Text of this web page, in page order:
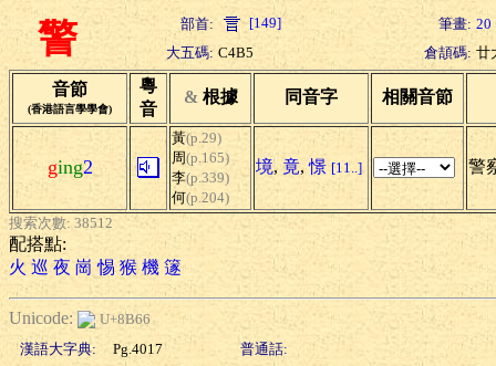
警 部首: [149] 筆畫: 20
大五碼: C4B5 倉頡碼: 廿
音節
(香港語言學學會)
粵
音
& 根據 同音字 相關音節
ging2
黃(p.29)
周(p.165)
李(p.339)
何(p.204)
境, 竟,憬 [11..] 警
搜索次數: 38512
配搭點:
火 巡 夜 崗 惕 猴 機 篴
Unicode:
U+8B66
漢語大字典:
Pg.4017 普通話: